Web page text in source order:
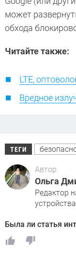
может
обхода
Читайте также:
LTE,
Вредное
ТЕГИ
Автор
Ольга
Редактор
Была ли статья